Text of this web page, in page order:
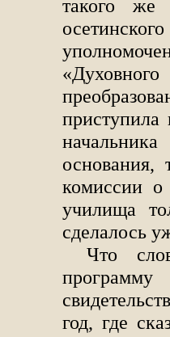
такого же
приступила
основания,
комиссии о
училища
сделалось
Что
год, где